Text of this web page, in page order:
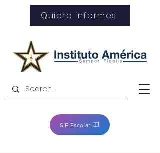
SIE Escolar
Quiero informes